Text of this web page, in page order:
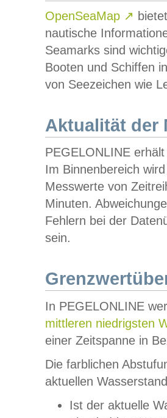
OpenSeaMap ↗
nautische
Seamarks sind
Booten und Schiffen
von Seezeichen wie
Aktualität der
PEGELONLINE
Im Binnenbereich
Messwerte von
Minuten.
Fehlern bei der
sein.
In PEGELONLINE
mittleren niedrigsten
einer Zeitspanne in
Die farblichen
aktuellen
Ist der aktuelle